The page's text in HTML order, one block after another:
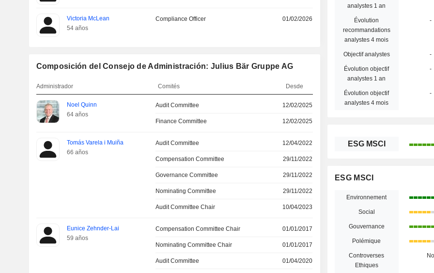
Victoria McLean
54 años
Compliance Officer 01/02/2026
Composición del Consejo de Administración: Julius Bär Gruppe AG
Administrador Comités Desde
Noel Quinn
64 años
Audit Committee 12/02/2025
Finance Committee 12/02/2025
Tomás Varela i Muiña
66 años
Audit Committee 12/04/2022
Compensation Committee 29/11/2022
Governance Committee 29/11/2022
Nominating Committee 29/11/2022
Audit Committee Chair 10/04/2023
Eunice Zehnder-Lai
59 años
Compensation Committee Chair 01/01/2017
Nominating Committee Chair 01/01/2017
Audit Committee 01/04/2020
analystes 1 an
Évolution
recommandations
analystes 4 mois
-
Objectif analystes -
Évolution objectif
analystes 1 an
-
Évolution objectif
analystes 4 mois
-
ESG MSCI
ESG MSCI
Environnement
Social
Gouvernance
Polémique
Controverses
Ethiques
No